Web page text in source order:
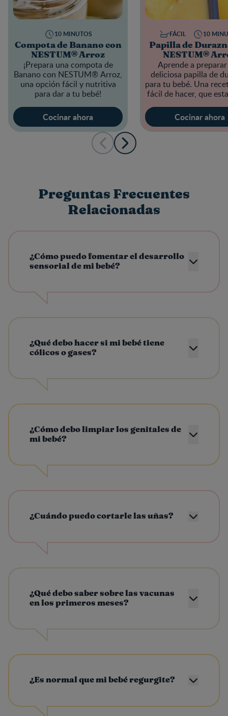
Compota de Banano con
NESTUM® Arroz
¡Prepara una compota de
Banano con NESTUM® Arroz,
una opción fácil y nutritiva
para dar a tu bebé!
10 MINUTOS
Cocinar ahora
Papilla de
NESTUM®
Aprende a
deliciosa papilla de
para tu bebé. Una
fácil de hacer, que
FÁCIL 10
Cocinar ahora
Preguntas Frecuentes
Relacionadas
¿Cómo puedo fomentar el desarrollo
sensorial de mi bebé?
¿Qué debo hacer si mi bebé tiene
cólicos o gases?
¿Cómo debo limpiar los genitales de
mi bebé?
¿Cuándo puedo cortarle las uñas?
¿Qué debo saber sobre las vacunas
en los primeros meses?
¿Es normal que mi bebé regurgite?